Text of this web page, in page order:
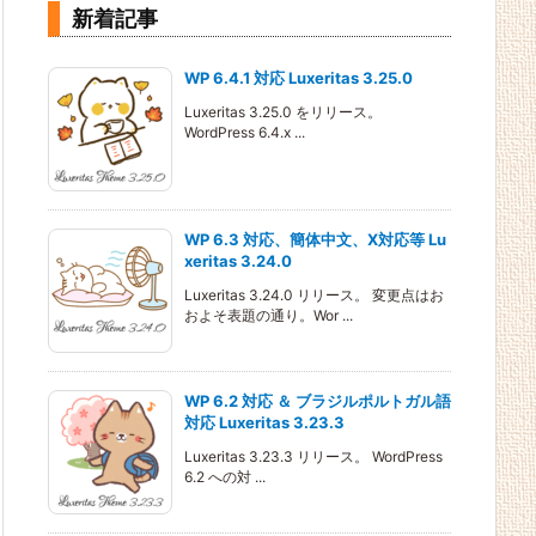
新着記事
WP 6.4.1 対応 Luxeritas 3.25.0
Luxeritas 3.25.0 をリリース。
WordPress 6.4.x ...
WP 6.3 対応、簡体中文、X対応等 Lu
xeritas 3.24.0
Luxeritas 3.24.0 リリース。 変更点はお
およそ表題の通り。Wor ...
WP 6.2 対応 ＆ ブラジルポルトガル語
対応 Luxeritas 3.23.3
Luxeritas 3.23.3 リリース。 WordPress
6.2 への対 ...